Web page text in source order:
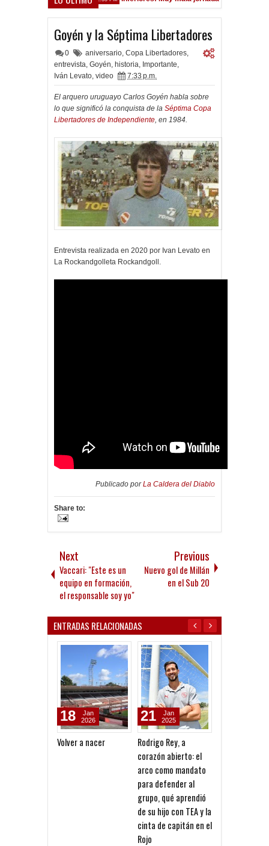
Goyén y la Séptima Libertadores
0 aniversario, Copa Libertadores,
entrevista, Goyén, historia, Importante,
Iván Levato, video 7:33 p.m.
El arquero uruguayo Carlos Goyén habla sobre
lo que significó la conquista de la Séptima Copa
Libertadores de Independiente, en 1984.
Entrevista realizada en 2020 por Ivan Levato en
La Rockandgolleta Rockandgoll.
Publicado porLa Caldera del Diablo
Share to:
Next
Vaccari: "Este es un
equipo en formación,
el responsable soy yo"
Previous
Nuevo gol de Millán
en el Sub 20
ENTRADAS RELACIONADAS
Volver a nacer
18
Jan
2026
Rodrigo Rey, a
corazón abierto: el
arco como mandato
para defender al
grupo, qué aprendió
de su hijo con TEA y la
cinta de capitán en el
Rojo
21
Jan
2025